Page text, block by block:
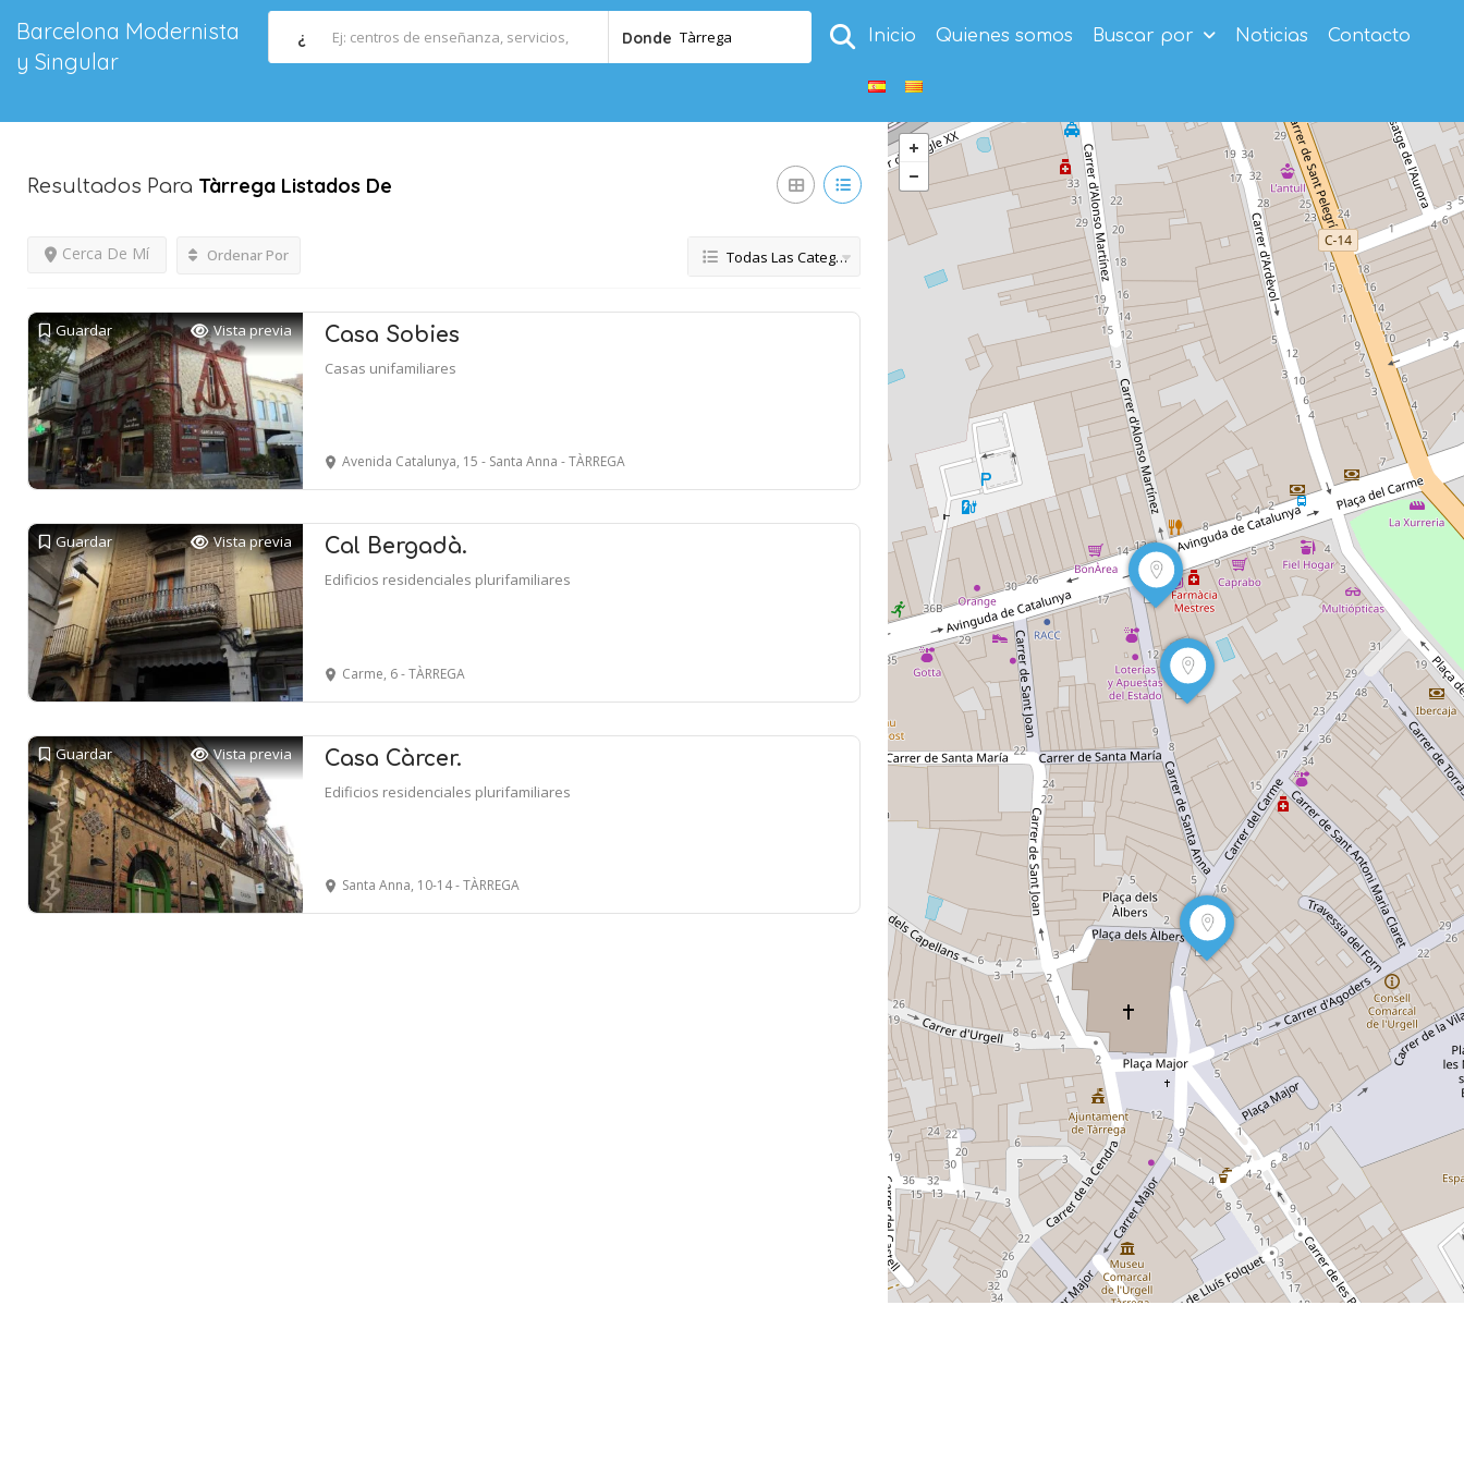
Barcelona Modernista
y Singular
¿ Donde Tàrrega Inicio Quienes somos Buscar por Noticias Contacto
Resultados Para Tàrrega Listados De
Cerca De Mí Ordenar Por Todas Las Categorías
Guardar Vista previa Casa Sobies
Casas unifamiliares
Avenida Catalunya, 15 - Santa Anna - TÀRREGA
Guardar Vista previa Cal Bergadà.
Edificios residenciales plurifamiliares
Carme, 6 - TÀRREGA
Guardar Vista previa Casa Càrcer.
Edificios residenciales plurifamiliares
Santa Anna, 10-14 - TÀRREGA